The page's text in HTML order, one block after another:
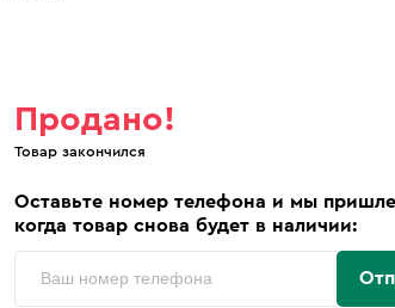
Продано!
Товар закончился
Оставьте номер телефона и мы
когда товар снова будет в наличии: